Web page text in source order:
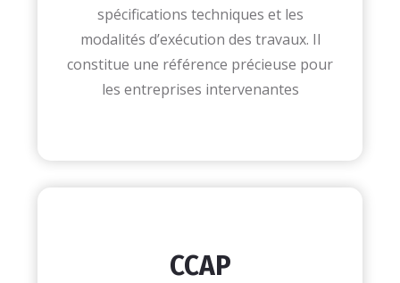
spécifications techniques et les
modalités d’exécution des travaux. Il
constitue une référence précieuse pour
les entreprises intervenantes
CCAP